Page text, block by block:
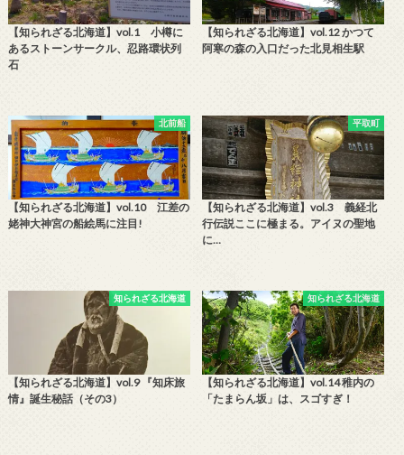
【知られざる北海道】vol.1 小樽に
あるストーンサークル、忍路環状列
石
【知られざる北海道】vol.12 かつて
阿寒の森の入口だった北見相生駅
北前船
【知られざる北海道】vol.10 江差の
姥神大神宮の船絵馬に注目!
平取町
【知られざる北海道】vol.3 義経北
行伝説ここに極まる。アイヌの聖地
に…
知られざる北海道
【知られざる北海道】vol.9 『知床旅
情』誕生秘話（その3）
知られざる北海道
【知られざる北海道】vol.14 稚内の
「たまらん坂」は、スゴすぎ！